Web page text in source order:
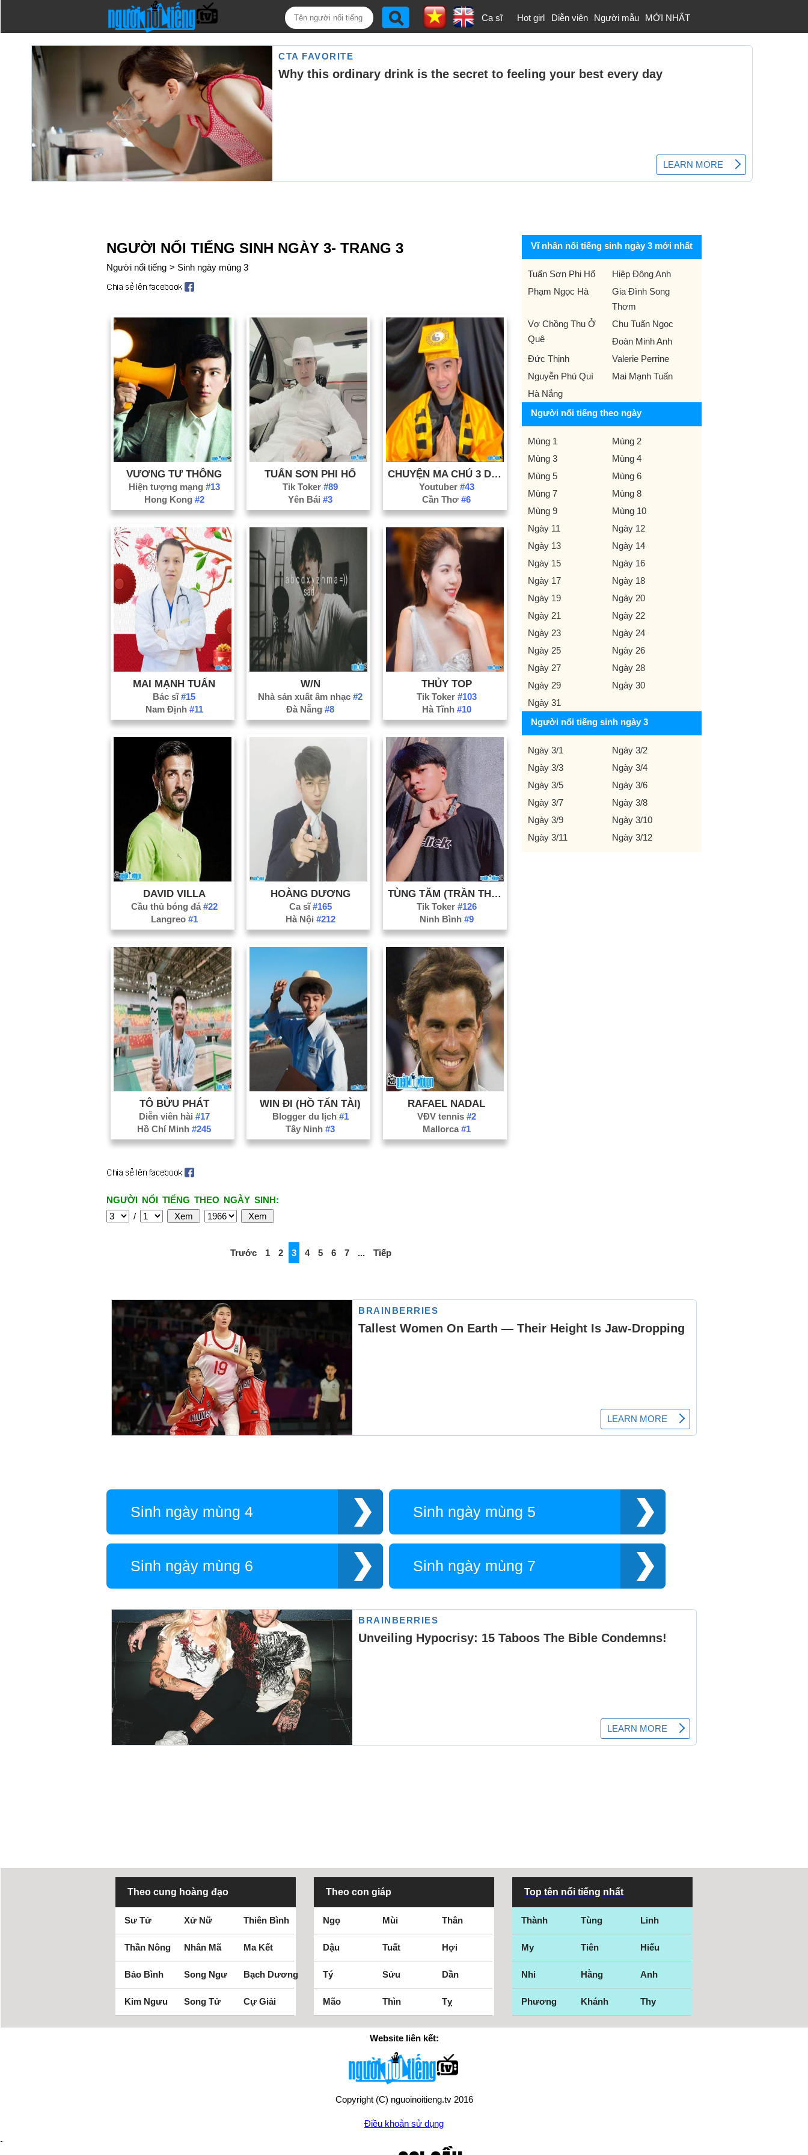
Ca sĩ Hot girl Diễn viên Người mẫu MỚI NHẤT
NGƯỜI NỔI TIẾNG SINH NGÀY 3- TRANG 3
Người nổi tiếng > Sinh ngày mùng 3
VƯƠNG TƯ THÔNG
Hiện tượng mạng #13
Hong Kong #2
TUẤN SƠN PHI HỔ
Tik Toker#89
Yên Bái#3
CHUYỆN MA CHÚ 3 DUY (NGUYỄN THANH DUY)
Youtuber #43
Cần Thơ#6
MAI MẠNH TUẤN
Bác sĩ#15
Nam Định #11
W/N
Nhà sản xuất âm nhạc#2
Đà Nẵng#8
THỦY TOP
Tik Toker #103
Hà Tĩnh #10
DAVID VILLA
Cầu thủ bóng đá #22
Langreo #1
HOÀNG DƯƠNG
Ca sĩ#165
Hà Nội #212
TÙNG TĂM (TRẦN THẾ TÙNG)
Tik Toker #126
Ninh Bình #9
TÔ BỬU PHÁT
Diễn viên hài #17
Hồ Chí Minh#245
WIN ĐI (HỒ TẤN TÀI)
Blogger du lịch #1
Tây Ninh#3
RAFAEL NADAL
VĐV tennis #2
Mallorca #1
NGƯỜI NỔI TIẾNG THEO NGÀY SINH:
/
Trước 1 2 3 4 5 6 7 ... Tiếp
Vĩ nhân nổi tiếng sinh ngày 3 mới nhất
Tuấn Sơn Phi Hổ
Hiệp Đông Anh
Phạm Ngọc Hà
Gia Đình Song
Thơm
Vợ Chồng Thu Ở
Quê
Chu Tuấn Ngọc
Đoàn Minh Anh
Đức Thịnh
Valerie Perrine
Nguyễn Phú Quí
Mai Mạnh Tuấn
Hà Nắng
Người nổi tiếng theo ngày
Mùng 1
Mùng 2
Mùng 3
Mùng 4
Mùng 5
Mùng 6
Mùng 7
Mùng 8
Mùng 9
Mùng 10
Ngày 11
Ngày 12
Ngày 13
Ngày 14
Ngày 15
Ngày 16
Ngày 17
Ngày 18
Ngày 19
Ngày 20
Ngày 21
Ngày 22
Ngày 23
Ngày 24
Ngày 25
Ngày 26
Ngày 27
Ngày 28
Ngày 29
Ngày 30
Ngày 31
Người nổi tiếng sinh ngày 3
Ngày 3/1
Ngày 3/2
Ngày 3/3
Ngày 3/4
Ngày 3/5
Ngày 3/6
Ngày 3/7
Ngày 3/8
Ngày 3/9
Ngày 3/10
Ngày 3/11
Ngày 3/12
Sinh ngày mùng 4 Sinh ngày mùng 5
Sinh ngày mùng 6 Sinh ngày mùng 7
Theo cung hoàng đạo
Sư Tử Xử Nữ Thiên Bình
Thần Nông Nhân Mã Ma Kết
Bảo Bình Song Ngư Bạch Dương
Kim Ngưu Song Tử Cự Giải
Theo con giáp
Ngọ Mùi Thân
Dậu Tuất Hợi
Tý Sửu Dần
Mão Thìn Tỵ
Top tên nổi tiếng nhất
Thành Tùng Linh
My Tiên Hiếu
Nhi Hằng Anh
Phương Khánh Thy
Website liên kết:
Copyright (C) nguoinoitieng.tv 2016
Điều khoản sử dụng